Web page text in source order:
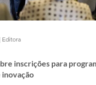
inscrições para
Editora